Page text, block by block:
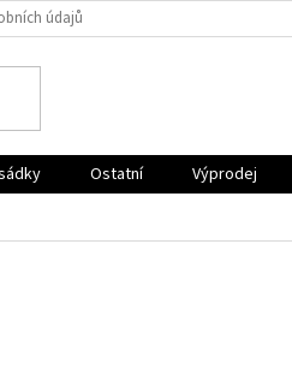
údajů
Ostatní Výprodej